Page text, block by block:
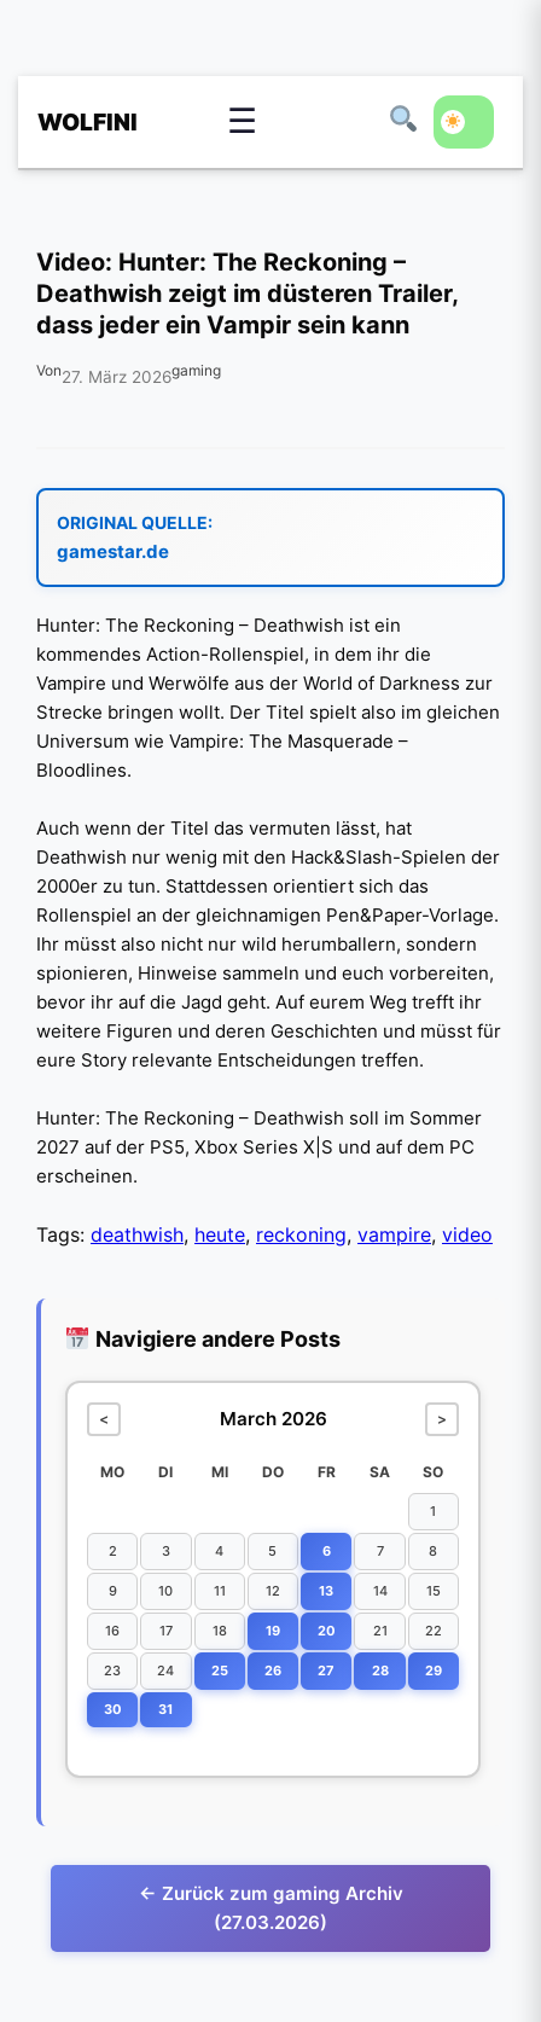
WOLFINI ☰
Video: Hunter: The Reckoning –
Deathwish zeigt im düsteren Trailer,
dass jeder ein Vampir sein kann
Von27. März 2026gaming
ORIGINAL QUELLE:
gamestar.de
Hunter: The Reckoning – Deathwish ist ein
kommendes Action-Rollenspiel, in dem ihr die
Vampire und Werwölfe aus der World of Darkness zur
Strecke bringen wollt. Der Titel spielt also im gleichen
Universum wie Vampire: The Masquerade –
Bloodlines.
Auch wenn der Titel das vermuten lässt, hat
Deathwish nur wenig mit den Hack&Slash-Spielen der
2000er zu tun. Stattdessen orientiert sich das
Rollenspiel an der gleichnamigen Pen&Paper-Vorlage.
Ihr müsst also nicht nur wild herumballern, sondern
spionieren, Hinweise sammeln und euch vorbereiten,
bevor ihr auf die Jagd geht. Auf eurem Weg trefft ihr
weitere Figuren und deren Geschichten und müsst für
eure Story relevante Entscheidungen treffen.
Hunter: The Reckoning – Deathwish soll im Sommer
2027 auf der PS5, Xbox Series X|S und auf dem PC
erscheinen.
Tags: deathwish, heute, reckoning, vampire, video
Navigiere andere Posts
< March 2026 >
MO DI MI DO FR SA SO
1
2 3 4 5 6 7 8
9 10 11 12 13 14 15
16 17 18 19 20 21 22
23 24 25 26 27 28 29
30 31
← Zurück zum gaming Archiv
(27.03.2026)